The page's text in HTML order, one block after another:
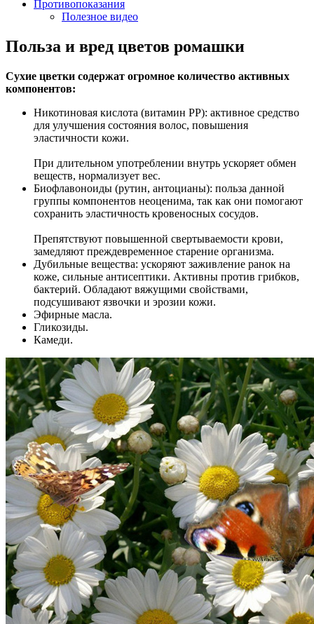
Противопоказания
Полезное видео
Польза и вред цветов ромашки
Сухие цветки содержат огромное количество активных
компонентов:
Никотиновая кислота (витамин PP): активное средство
для улучшения состояния волос, повышения
эластичности кожи.
При длительном употреблении внутрь ускоряет обмен
веществ, нормализует вес.
Биофлавоноиды (рутин, антоцианы): польза данной
группы компонентов неоценима, так как они помогают
сохранить эластичность кровеносных сосудов.
Препятствуют повышенной свертываемости крови,
замедляют преждевременное старение организма.
Дубильные вещества: ускоряют заживление ранок на
коже, сильные антисептики. Активны против грибков,
бактерий. Обладают вяжущими свойствами,
подсушивают язвочки и эрозии кожи.
Эфирные масла.
Гликозиды.
Камеди.